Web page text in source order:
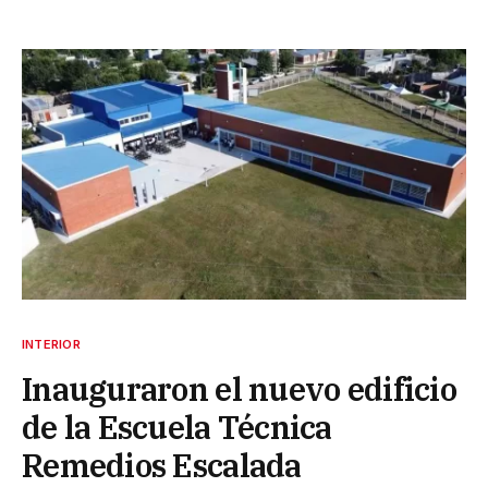
INTERIOR
Inauguraron el nuevo edificio
de la Escuela Técnica
Remedios Escalada